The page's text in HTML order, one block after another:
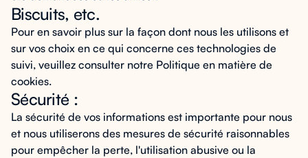
Biscuits, etc.
Pour en savoir plus sur la façon dont nous les utilisons et
sur vos choix en ce qui concerne ces technologies de
suivi, veuillez consulter notre Politique en matière de
cookies.
Sécurité :
La sécurité de vos informations est importante pour nous
et nous utiliserons des mesures de sécurité raisonnables
pour empêcher la perte, l'utilisation abusive ou la